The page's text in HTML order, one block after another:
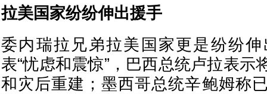
拉美国家纷纷伸出援手
委内瑞拉兄弟拉美国家更是纷纷
表“忧虑和震惊”，巴西总统卢拉表示
和灾后重建；墨西哥总统辛鲍姆称